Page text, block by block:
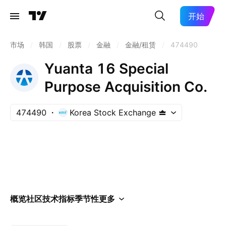
开始
市场 韩国 股票 金融 金融/租赁 474490
Yuanta 16 Special
Purpose Acquisition Co.
474490 Korea Stock Exchange
概览社区技术指标季节性更多